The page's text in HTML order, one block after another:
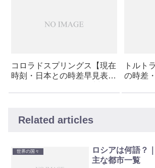
コロラドスプリングス【現在
時刻・日本との時差早見表】
ロラドスプリングス
トルト
の時差
Related articles
世界の国々
ロシアは何語？
主な都市一覧